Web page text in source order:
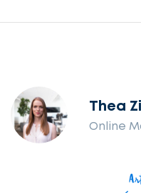
Thea
Online